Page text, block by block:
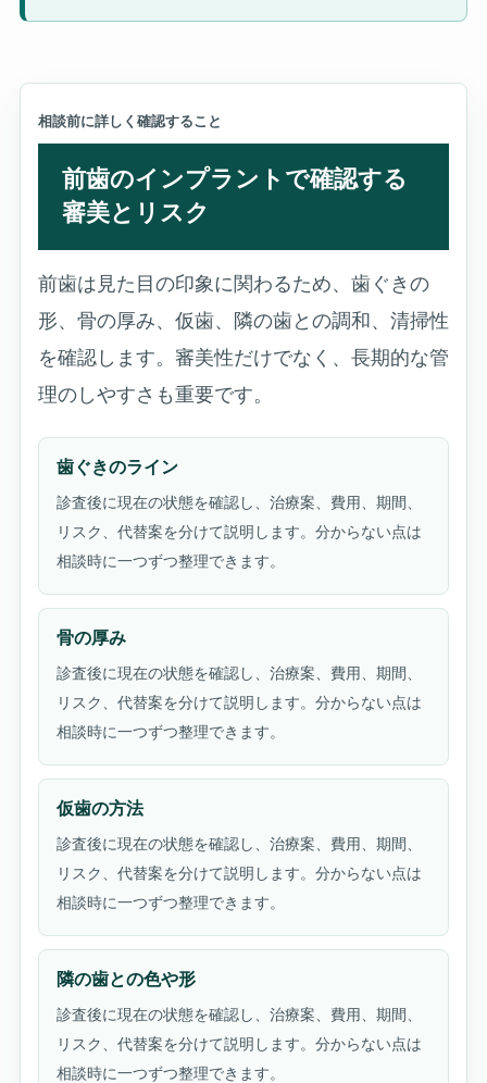
相談前に詳しく確認すること
前歯のインプラントで確認する
審美とリスク
前歯は見た目の印象に関わるため、歯ぐきの
形、骨の厚み、仮歯、隣の歯との調和、清掃性
を確認します。審美性だけでなく、長期的な管
理のしやすさも重要です。
歯ぐきのライン
診査後に現在の状態を確認し、治療案、費用、期間、
リスク、代替案を分けて説明します。分からない点は
相談時に一つずつ整理できます。
骨の厚み
診査後に現在の状態を確認し、治療案、費用、期間、
リスク、代替案を分けて説明します。分からない点は
相談時に一つずつ整理できます。
仮歯の方法
診査後に現在の状態を確認し、治療案、費用、期間、
リスク、代替案を分けて説明します。分からない点は
相談時に一つずつ整理できます。
隣の歯との色や形
診査後に現在の状態を確認し、治療案、費用、期間、
リスク、代替案を分けて説明します。分からない点は
相談時に一つずつ整理できます。